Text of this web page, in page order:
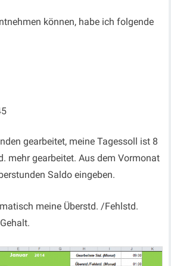
können, habe ich folgende
gearbeitet, meine Tagessoll ist 8
mehr gearbeitet. Aus dem Vormonat
Saldo eingeben.
meine Überstd. /Fehlstd.